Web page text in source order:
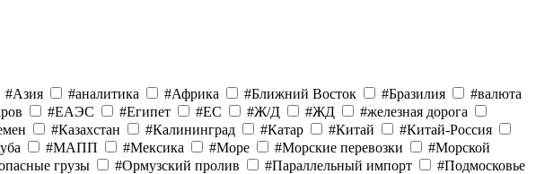
#Азия #аналитика #Африка #Ближний Восток #Бразилия
#валюта
#ЕАЭС #Египет #ЕС #Ж/Д #ЖД
#железная дорога
#Казахстан #Калининград #Катар #Китай
#Китай-Россия
#МАПП #Мексика #Море #Морские перевозки
#Морской
грузы #Ормузский пролив #Параллельный импорт
#Подмосковье